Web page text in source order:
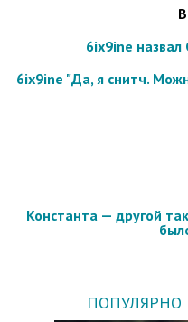
6ix9ine назвал
6ix9ine "Да, я снитч.
Константа — другой
ПОПУЛЯРНО